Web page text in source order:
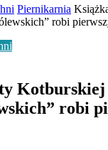
Piernikarnia
robi
robi